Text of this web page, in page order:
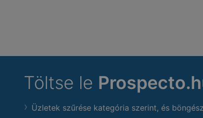
Töltse le
Üzletek szűrése kategória szerint, és